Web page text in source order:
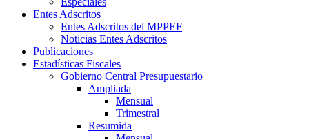
Entes Adscritos
Entes Adscritos del MPPEF
Noticias Entes Adscritos
Publicaciones
Estadísticas Fiscales
Gobierno Central Presupuestario
Ampliada
Mensual
Trimestral
Resumida